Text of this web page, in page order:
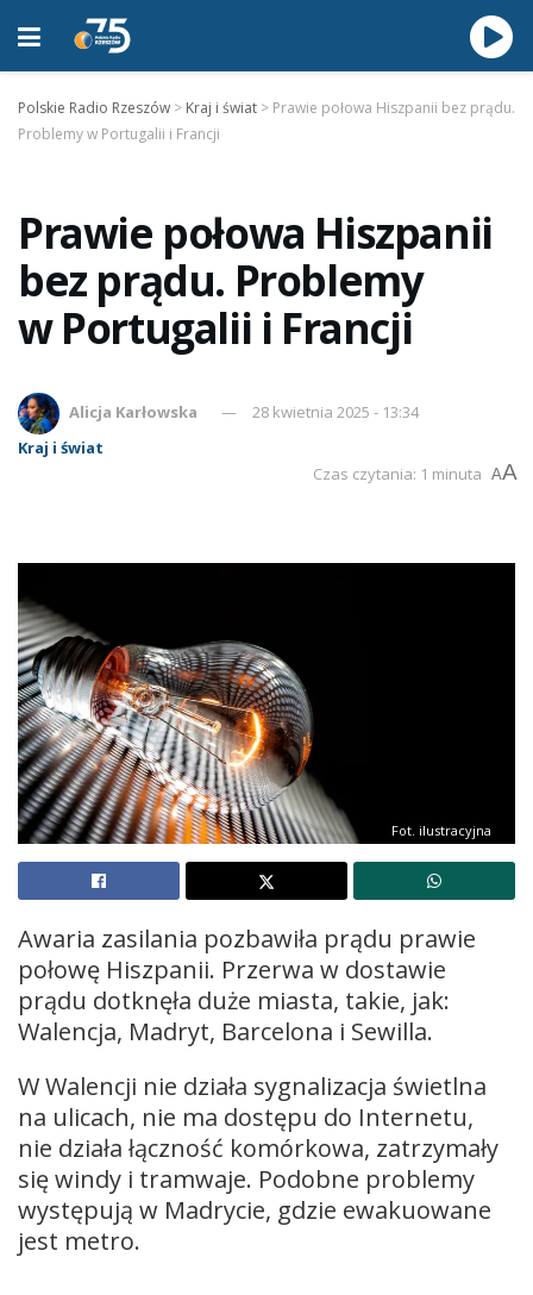
Polskie Radio Rzeszów > Kraj i świat > Prawie połowa Hiszpanii bez prądu.
Problemy w Portugalii i Francji
Prawie połowa Hiszpanii
bez prądu. Problemy
w Portugalii i Francji
Alicja Karłowska
28 kwietnia 2025 - 13:34
Kraj i świat
Czas czytania: 1 minuta AA
Fot. ilustracyjna
Awaria zasilania pozbawiła prądu prawie
połowę Hiszpanii. Przerwa w dostawie
prądu dotknęła duże miasta, takie, jak:
Walencja, Madryt, Barcelona i Sewilla.
W Walencji nie działa sygnalizacja świetlna
na ulicach, nie ma dostępu do Internetu,
nie działa łączność komórkowa, zatrzymały
się windy i tramwaje. Podobne problemy
występują w Madrycie, gdzie ewakuowane
jest metro.